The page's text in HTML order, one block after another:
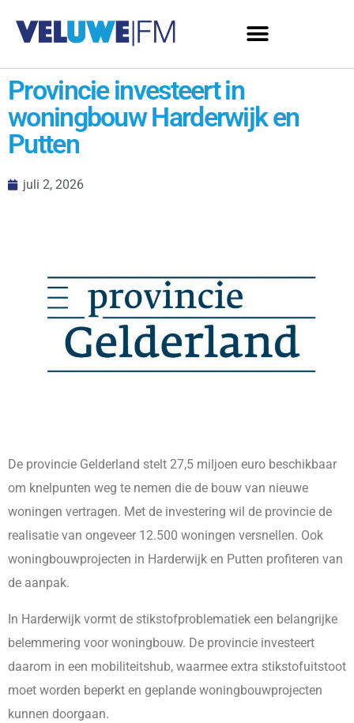
Provincie investeert in
woningbouw Harderwijk en
Putten
juli 2, 2026
De provincie Gelderland stelt 27,5 miljoen euro beschikbaar
om knelpunten weg te nemen die de bouw van nieuwe
woningen vertragen. Met de investering wil de provincie de
realisatie van ongeveer 12.500 woningen versnellen. Ook
woningbouwprojecten in Harderwijk en Putten profiteren van
de aanpak.
In Harderwijk vormt de stikstofproblematiek een belangrijke
belemmering voor woningbouw. De provincie investeert
daarom in een mobiliteitshub, waarmee extra stikstofuitstoot
moet worden beperkt en geplande woningbouwprojecten
kunnen doorgaan.